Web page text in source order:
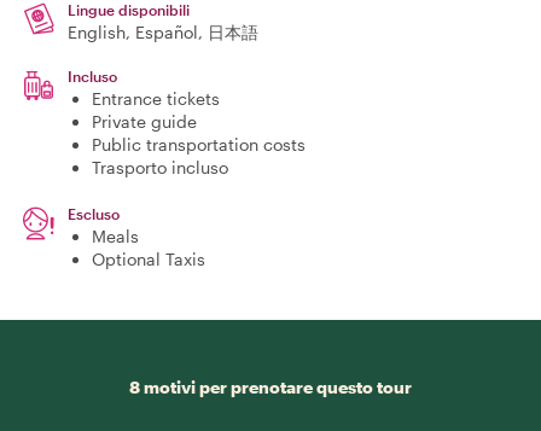
Lingue disponibili
English, Español, 日本語
Incluso
Entrance tickets
Private guide
Public transportation costs
Trasporto incluso
Escluso
Meals
Optional Taxis
8 motivi per prenotare questo tour